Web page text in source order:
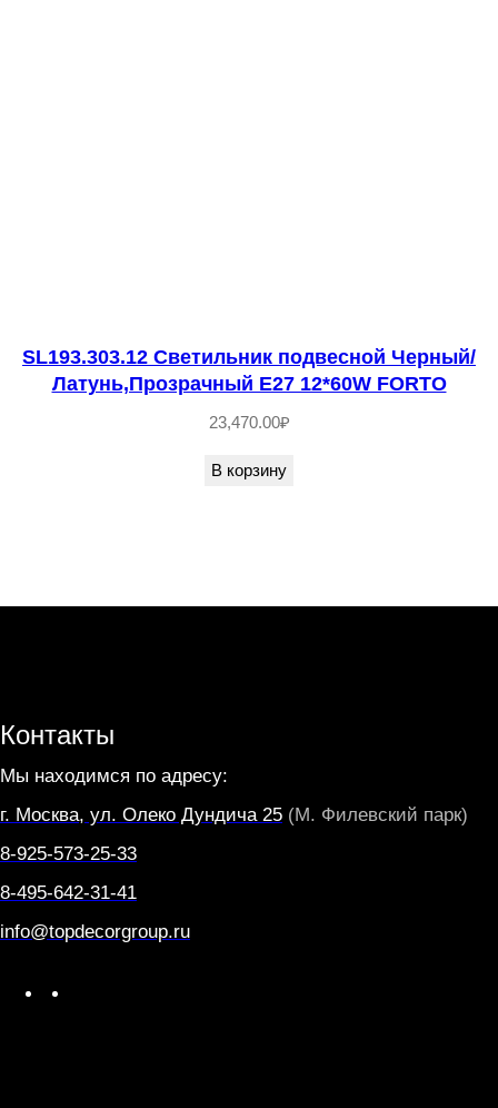
SL193.303.12 Светильник подвесной Черный/
Латунь,Прозрачный E27 12*60W FORTO
23,470.00₽
В корзину
Контакты
Мы находимся по адресу:
г. Москва, ул. Олеко Дундича 25 (М. Филевский парк)
8-925-573-25-33
8-495-642-31-41
info@topdecorgroup.ru